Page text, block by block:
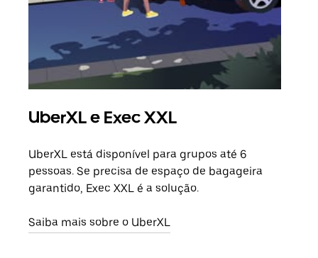
UberXL e Exec XXL
UberXL está disponível para grupos até 6
pessoas. Se precisa de espaço de bagageira
garantido, Exec XXL é a solução.
Saiba mais sobre o UberXL